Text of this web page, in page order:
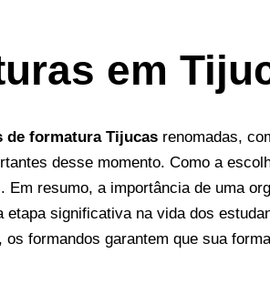
em
de formatura Tijucas renomadas,
desse momento. Como a
Em resumo, a importância de uma
significativa na vida dos
formandos garantem que sua